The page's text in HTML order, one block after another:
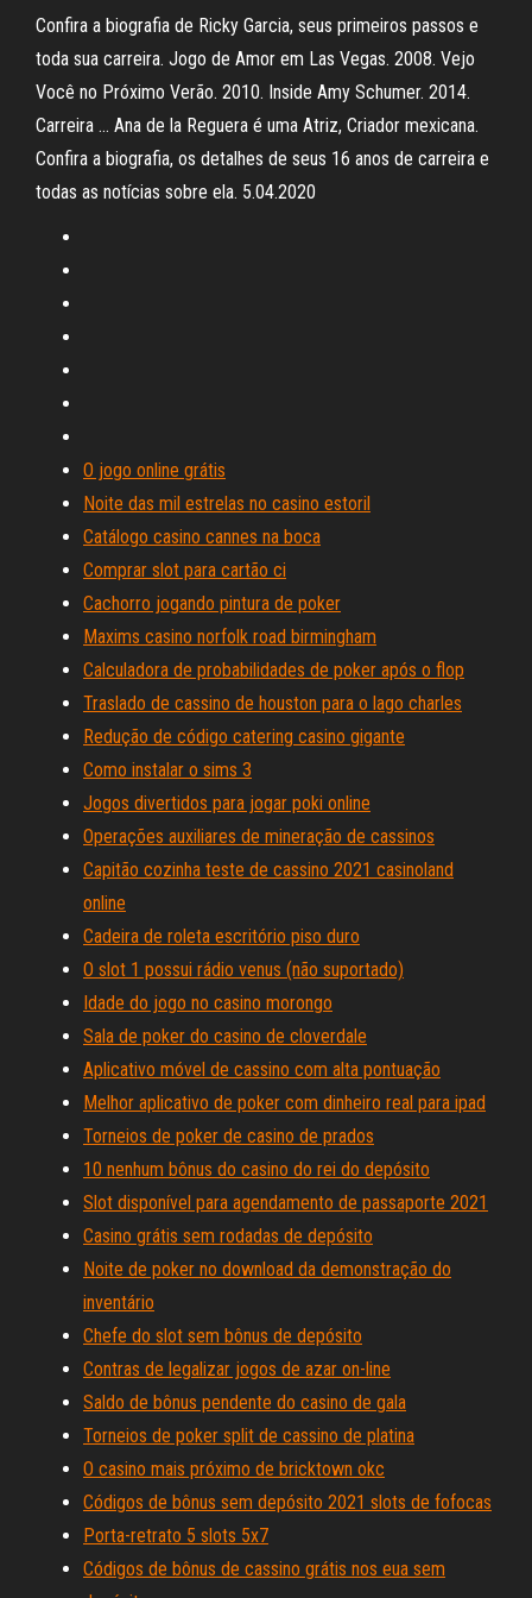
Confira a biografia de Ricky Garcia, seus primeiros passos e
toda sua carreira. Jogo de Amor em Las Vegas. 2008. Vejo
Você no Próximo Verão. 2010. Inside Amy Schumer. 2014.
Carreira … Ana de la Reguera é uma Atriz, Criador mexicana.
Confira a biografia, os detalhes de seus 16 anos de carreira e
todas as notícias sobre ela. 5.04.2020
O jogo online grátis
Noite das mil estrelas no casino estoril
Catálogo casino cannes na boca
Comprar slot para cartão ci
Cachorro jogando pintura de poker
Maxims casino norfolk road birmingham
Calculadora de probabilidades de poker após o flop
Traslado de cassino de houston para o lago charles
Redução de código catering casino gigante
Como instalar o sims 3
Jogos divertidos para jogar poki online
Operações auxiliares de mineração de cassinos
Capitão cozinha teste de cassino 2021 casinoland
online
Cadeira de roleta escritório piso duro
O slot 1 possui rádio venus (não suportado)
Idade do jogo no casino morongo
Sala de poker do casino de cloverdale
Aplicativo móvel de cassino com alta pontuação
Melhor aplicativo de poker com dinheiro real para ipad
Torneios de poker de casino de prados
10 nenhum bônus do casino do rei do depósito
Slot disponível para agendamento de passaporte 2021
Casino grátis sem rodadas de depósito
Noite de poker no download da demonstração do
inventário
Chefe do slot sem bônus de depósito
Contras de legalizar jogos de azar on-line
Saldo de bônus pendente do casino de gala
Torneios de poker split de cassino de platina
O casino mais próximo de bricktown okc
Códigos de bônus sem depósito 2021 slots de fofocas
Porta-retrato 5 slots 5x7
Códigos de bônus de cassino grátis nos eua sem